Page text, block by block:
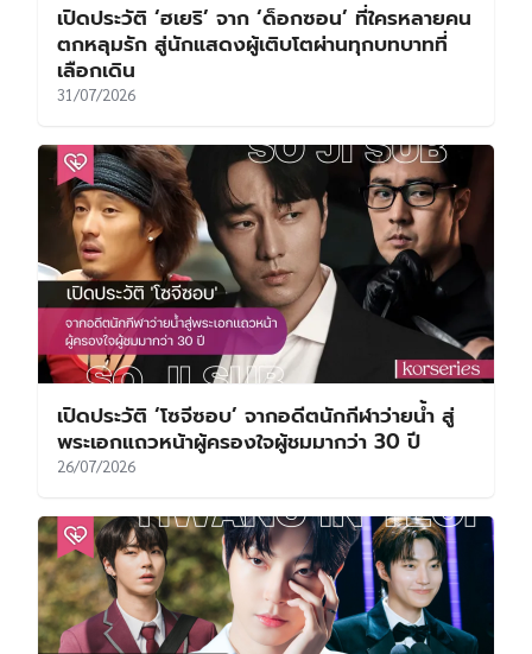
เปิดประวัติ ‘ฮเยริ’ จาก ‘ด็อกซอน’ ที่ใครหลายคน
ตกหลุมรัก สู่นักแสดงผู้เติบโตผ่านทุกบทบาทที่
เลือกเดิน
31/07/2026
เปิดประวัติ ‘โซจีซอบ’ จากอดีตนักกีฬาว่ายน้ำ สู่
พระเอกแถวหน้าผู้ครองใจผู้ชมมากว่า 30 ปี
26/07/2026